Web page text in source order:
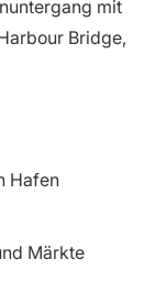
mit
Bridge,
Hafen
Märkte